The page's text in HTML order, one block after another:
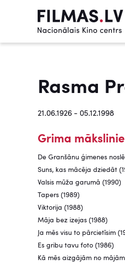
Rasma
21.06.1926 - 05.12.1998
Grima
De Granšānu ģimenes
Suns, kas mācēja dziedāt
Valsis mūža garumā (1990)
Tapers (1989)
Viktorija (1988)
Māja bez izejas (1988)
Ja mēs visu to pārcietīsim
Es gribu tavu foto (1986)
Kā mēs aizgājām no